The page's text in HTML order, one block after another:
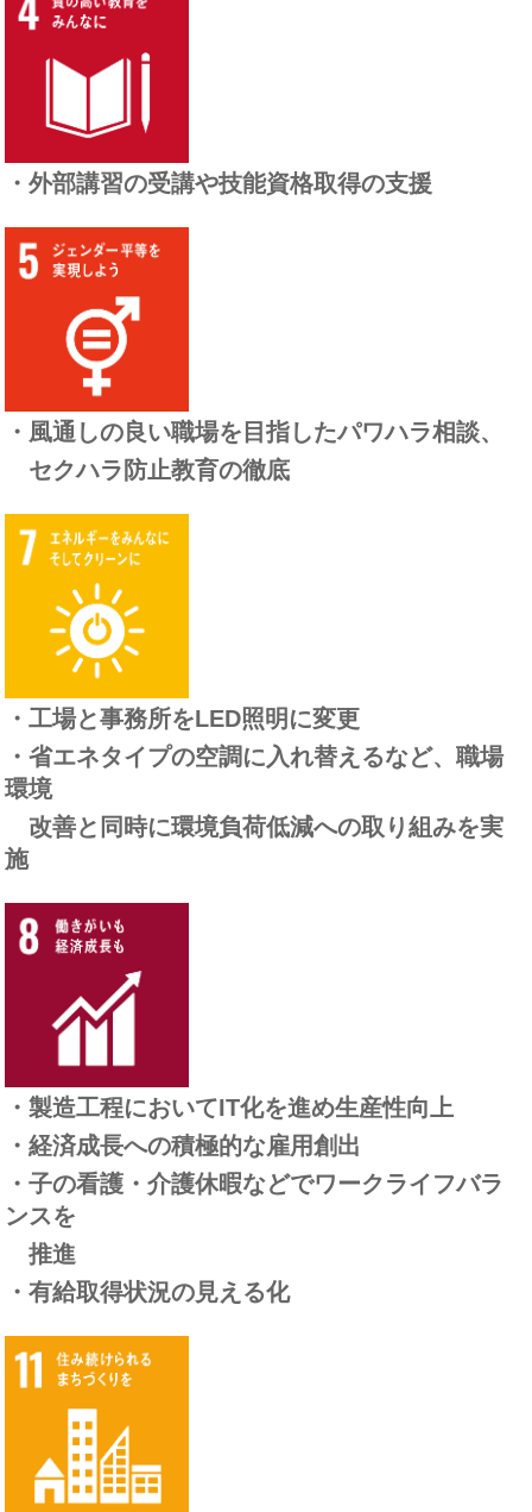
・外部講習の受講や技能資格取得の支援
・風通しの良い職場を目指したパワハラ相談、
セクハラ防止教育の徹底
・工場と事務所をLED照明に変更
・省エネタイプの空調に入れ替えるなど、職場
環境
改善と同時に環境負荷低減への取り組みを実
施
・製造工程においてIT化を進め生産性向上
・経済成長への積極的な雇用創出
・子の看護・介護休暇などでワークライフバラ
ンスを
推進
・有給取得状況の見える化